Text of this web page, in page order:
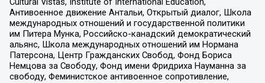
Антивоенное движение Антальи, Открытый диалог, Школа
международных отношений и государственной политики
им Питера Мунка, Российско-канадский демократический
альянс, Школа международных отношений им Нормана
Патерсона, Центр Гражданских Свобод, Фонд Бориса
Немцова за Свободу, Фонд имени Фридриха Науманна за
свободу, Феминистское антивоенное сопротивление,